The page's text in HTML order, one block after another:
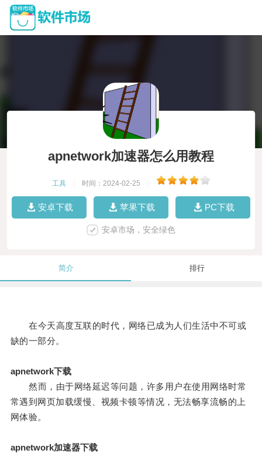
apnetwork加速器怎么用教程
工具 时间：2024-02-25
安卓下载 苹果下载 PC下载
安卓市场，安全绿色
简介 排行
在今天高度互联的时代，网络已成为人们生活中不可或
缺的一部分。
apnetwork下载
然而，由于网络延迟等问题，许多用户在使用网络时常
常遇到网页加载缓慢、视频卡顿等情况，无法畅享流畅的上
网体验。
apnetwork加速器下载